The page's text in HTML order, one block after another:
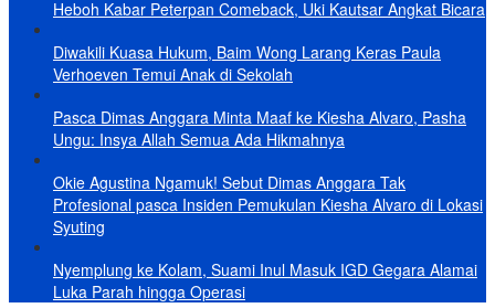
Heboh Kabar Peterpan Comeback, Uki Kautsar Angkat Bicara
Diwakili Kuasa Hukum, Baim Wong Larang Keras Paula
Verhoeven Temui Anak di Sekolah
Pasca Dimas Anggara Minta Maaf ke Kiesha Alvaro, Pasha
Ungu: Insya Allah Semua Ada Hikmahnya
Okie Agustina Ngamuk! Sebut Dimas Anggara Tak
Profesional pasca Insiden Pemukulan Kiesha Alvaro di Lokasi
Syuting
Nyemplung ke Kolam, Suami Inul Masuk IGD Gegara Alamai
Luka Parah hingga Operasi